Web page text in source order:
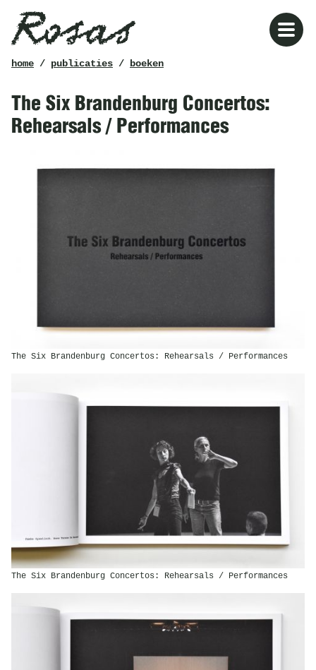
kruimelpad
home/ publicaties/ boeken
The Six Brandenburg Concertos:
Rehearsals / Performances
The Six Brandenburg Concertos: Rehearsals / Performances
The Six Brandenburg Concertos: Rehearsals / Performances